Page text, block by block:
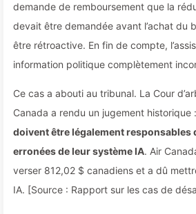
demande de remboursement que la
devait être demandée avant l’achat du
être rétroactive. En fin de compte,
information politique complètement
Ce cas a abouti au tribunal. La Cour
Canada a rendu un jugement historique :
doivent être légalement responsables
erronées de leur système IA. Air
verser 812,02 $ canadiens et a dû
IA. [Source : Rapport sur les cas de